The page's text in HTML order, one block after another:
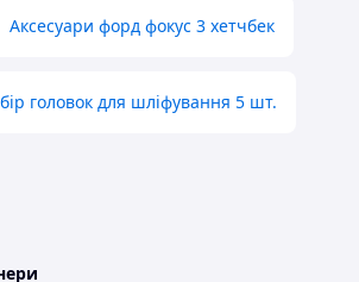
Аксесуари форд фокус 3 хетчбек
головок для шліфування 5 шт.